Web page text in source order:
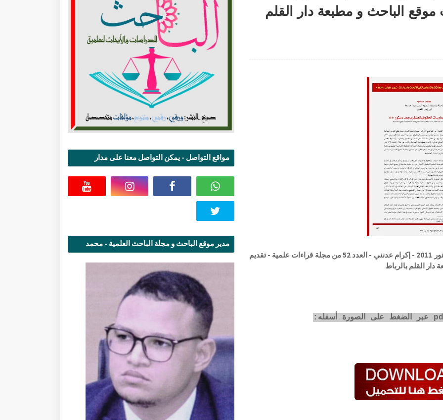
الباحث و مطبعة دار القلم
المرجعيات والممارسات الحقوقية بالمغرب بعد دستور 2011 - إكرام عدنني - العدد 52 من مجلة قراءات علمية - تقديم
القلم بالرباط
مواقع التواصل - يمكن التواصل معنا على مدار
مدير موقع الباحث و مجلة الباحث العلمية - محمد